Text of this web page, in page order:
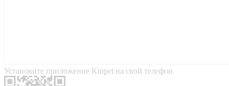
Установите приложение Kinpet на свой телефон